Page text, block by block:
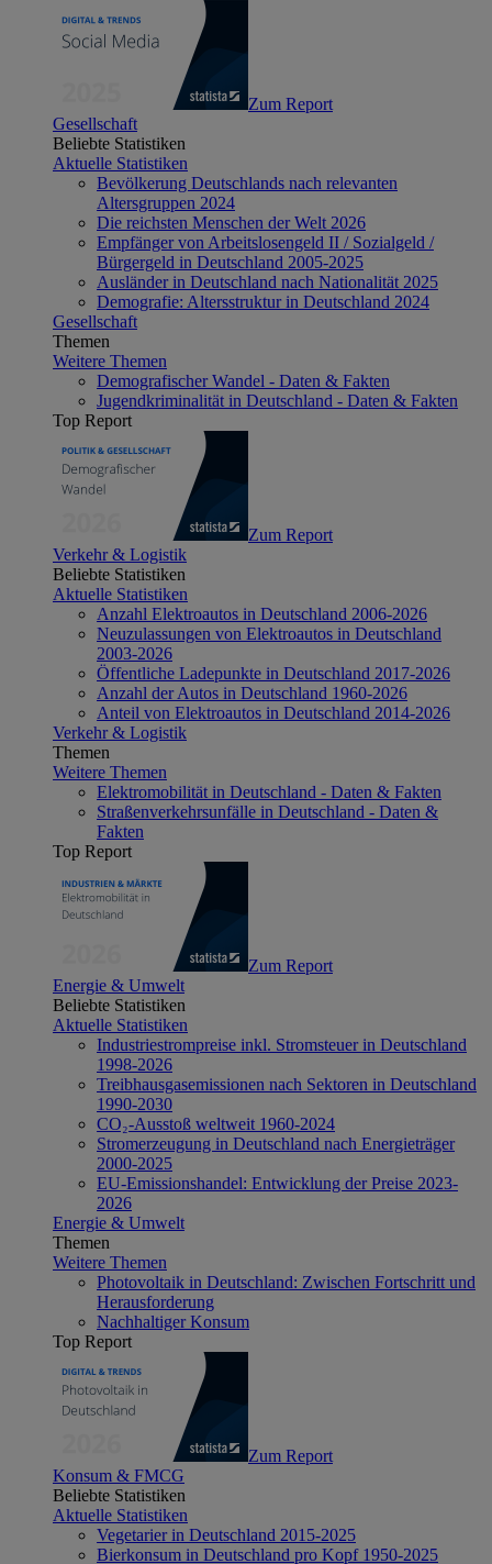
Zum Report
Gesellschaft
Beliebte Statistiken
Aktuelle Statistiken
Bevölkerung Deutschlands nach relevanten
Altersgruppen 2024
Die reichsten Menschen der Welt 2026
Empfänger von Arbeitslosengeld II / Sozialgeld /
Bürgergeld in Deutschland 2005-2025
Ausländer in Deutschland nach Nationalität 2025
Demografie: Altersstruktur in Deutschland 2024
Gesellschaft
Themen
Weitere Themen
Demografischer Wandel - Daten & Fakten
Jugendkriminalität in Deutschland - Daten & Fakten
Top Report
Zum Report
Verkehr & Logistik
Beliebte Statistiken
Aktuelle Statistiken
Anzahl Elektroautos in Deutschland 2006-2026
Neuzulassungen von Elektroautos in Deutschland
2003-2026
Öffentliche Ladepunkte in Deutschland 2017-2026
Anzahl der Autos in Deutschland 1960-2026
Anteil von Elektroautos in Deutschland 2014-2026
Verkehr & Logistik
Themen
Weitere Themen
Elektromobilität in Deutschland - Daten & Fakten
Straßenverkehrsunfälle in Deutschland - Daten &
Fakten
Top Report
Zum Report
Energie & Umwelt
Beliebte Statistiken
Aktuelle Statistiken
Industriestrompreise inkl. Stromsteuer in Deutschland
1998-2026
Treibhausgasemissionen nach Sektoren in Deutschland
1990-2030
CO₂-Ausstoß weltweit 1960-2024
Stromerzeugung in Deutschland nach Energieträger
2000-2025
EU-Emissionshandel: Entwicklung der Preise 2023-
2026
Energie & Umwelt
Themen
Weitere Themen
Photovoltaik in Deutschland: Zwischen Fortschritt und
Herausforderung
Nachhaltiger Konsum
Top Report
Zum Report
Konsum & FMCG
Beliebte Statistiken
Aktuelle Statistiken
Vegetarier in Deutschland 2015-2025
Bierkonsum in Deutschland pro Kopf 1950-2025